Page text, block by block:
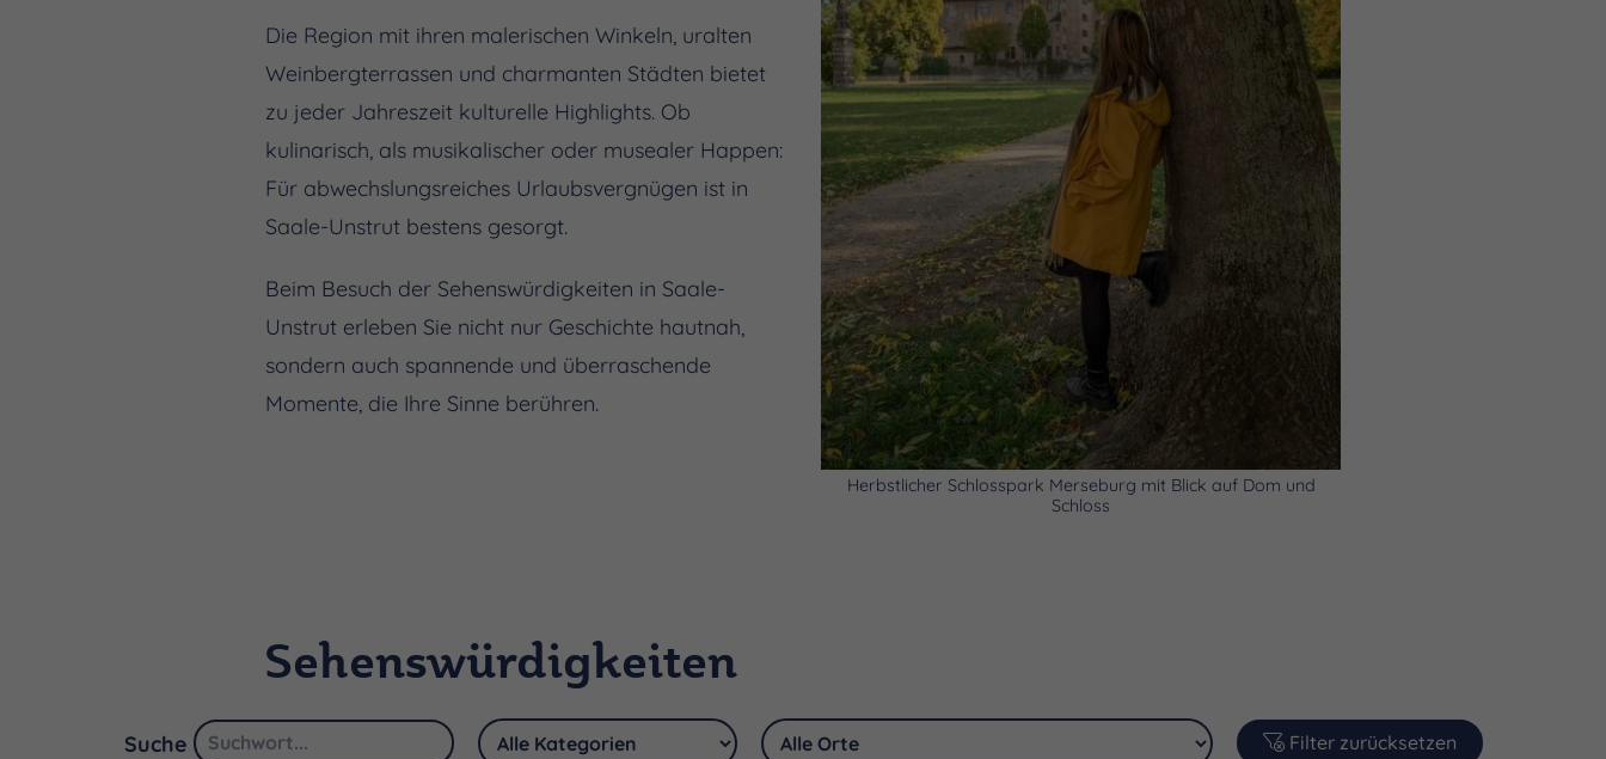
Die Region mit ihren malerischen Winkeln, uralten
Weinbergterrassen und charmanten Städten bietet
zu jeder Jahreszeit kulturelle Highlights. Ob
kulinarisch, als musikalischer oder musealer Happen:
Für abwechslungsreiches Urlaubsvergnügen ist in
Saale-Unstrut bestens gesorgt.
Beim Besuch der Sehenswürdigkeiten in Saale-
Unstrut erleben Sie nicht nur Geschichte hautnah,
sondern auch spannende und überraschende
Momente, die Ihre Sinne berühren.
Herbstlicher Schlosspark Merseburg mit Blick auf Dom und
Schloss
Sehenswürdigkeiten
Suche Filter zurücksetzen